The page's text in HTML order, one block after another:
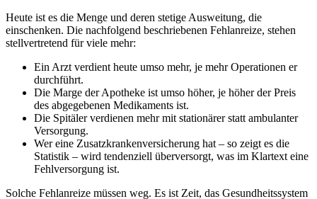
Heute ist es die Menge und deren stetige Ausweitung, die
einschenken. Die nachfolgend beschriebenen Fehlanreize, stehen
stellvertretend für viele mehr:
Ein Arzt verdient heute umso mehr, je mehr Operationen er
durchführt.
Die Marge der Apotheke ist umso höher, je höher der Preis
des abgegebenen Medikaments ist.
Die Spitäler verdienen mehr mit stationärer statt ambulanter
Versorgung.
Wer eine Zusatzkrankenversicherung hat – so zeigt es die
Statistik – wird tendenziell überversorgt, was im Klartext eine
Fehlversorgung ist.
Solche Fehlanreize müssen weg. Es ist Zeit, das Gesundheitssystem